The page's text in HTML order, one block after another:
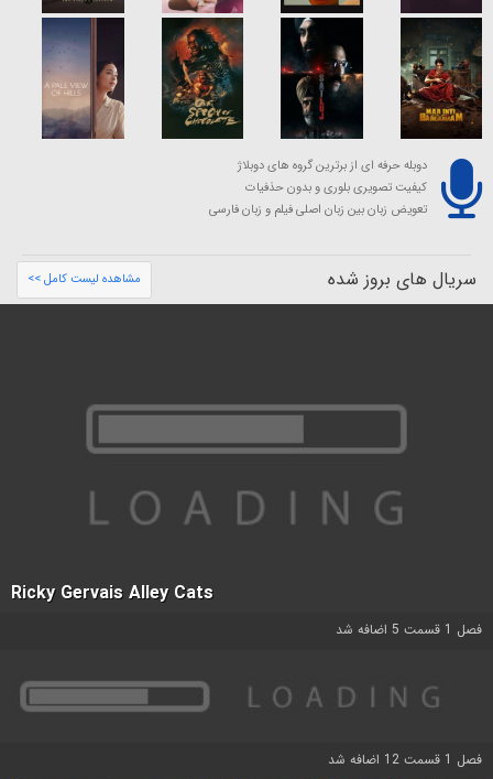
دوبله حرفه ای از برترین گروه های دوبلاژ
کیفیت تصویری بلوری و بدون حذفیات
تعویض زبان بین زبان اصلی فیلم و زبان فارسی
سریال های بروز شده مشاهده لیست کامل >>
Ricky Gervais Alley Cats
فصل 1 قسمت 5 اضافه شد
فصل 1 قسمت 12 اضافه شد